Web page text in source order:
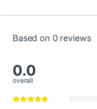
Based on 0 reviews
0.0
overall